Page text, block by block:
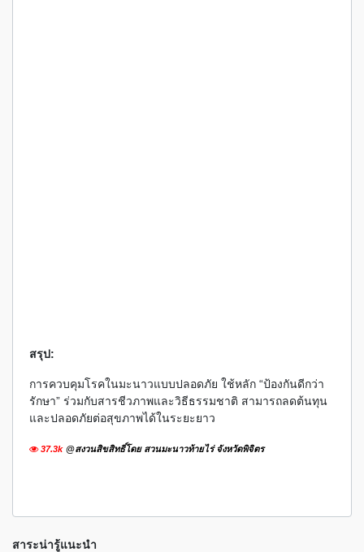
สรุป:
การควบคุมโรคในมะนาวแบบปลอดภัย ใช้หลัก “ป้องกันดีกว่า
รักษา” ร่วมกับสารชีวภาพและวิธีธรรมชาติ สามารถลดต้นทุน
และปลอดภัยต่อสุขภาพได้ในระยะยาว
37.3k @สงวนสิขสิทธิ์โดย สวนมะนาวท้ายไร่ จังหวัดพิจิตร
สาระน่ารู้แนะนำ